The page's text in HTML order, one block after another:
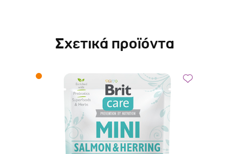
Σχετικά προϊόντα